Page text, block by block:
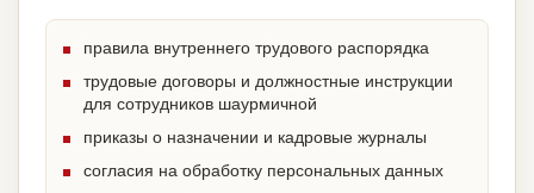
правила внутреннего трудового распорядка
трудовые договоры и должностные инструкции
для сотрудников шаурмичной
приказы о назначении и кадровые журналы
согласия на обработку персональных данных